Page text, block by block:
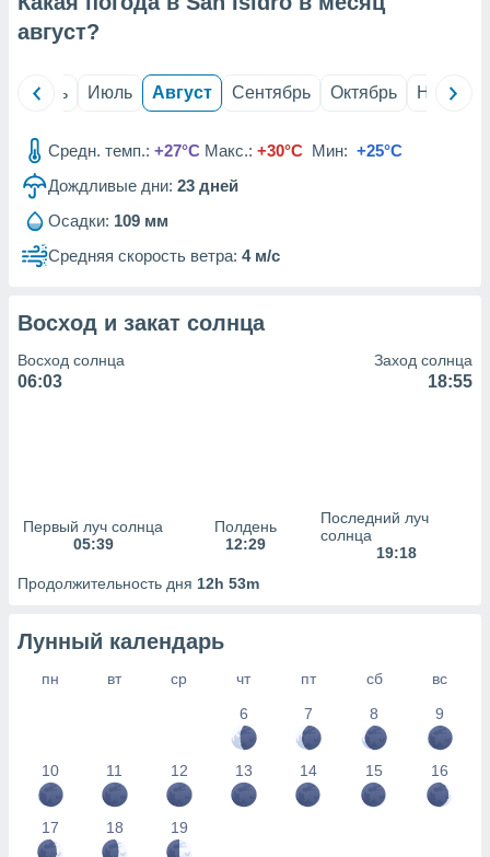
из
данных
наших 1199
август?
Июнь Июль Август Сентябрь Октябрь Ноябрь
Средн. темп.: +27°C Макс.: +30°C Мин: +25°C
Дождливые дни: 23 дней
Осадки: 109 мм
Средняя скорость ветра: 4 м/с
Восход и закат солнца
Восход солнца
06:03
Заход солнца
18:55
Первый луч солнца
05:39
Полдень
12:29
Последний луч
солнца
19:18
Продолжительность дня 12h 53m
Лунный календарь
пн вт ср чт пт сб
вс
6
7 8 9
10 11 12 13 14 15 16
17 18 19